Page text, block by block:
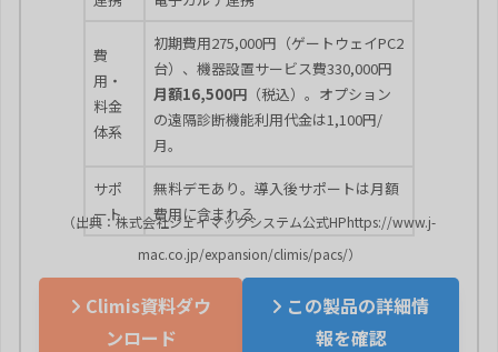
費
用・
料金
体系
初期費用275,000円（ゲートウェイPC2
台）、機器設置サービス費330,000円
月額16,500円 （税込）。オプション
の遠隔診断機能利用代金は1,100円/
月。
サポ
ート
無料デモあり。導入後サポートは月額
費用に含まれる
（出典：株式会社ジェイマックシステム公式HPhttps://www.j-
mac.co.jp/expansion/climis/pacs/）
Climis資料ダウ
ンロード
この製品の詳細情
報を確認